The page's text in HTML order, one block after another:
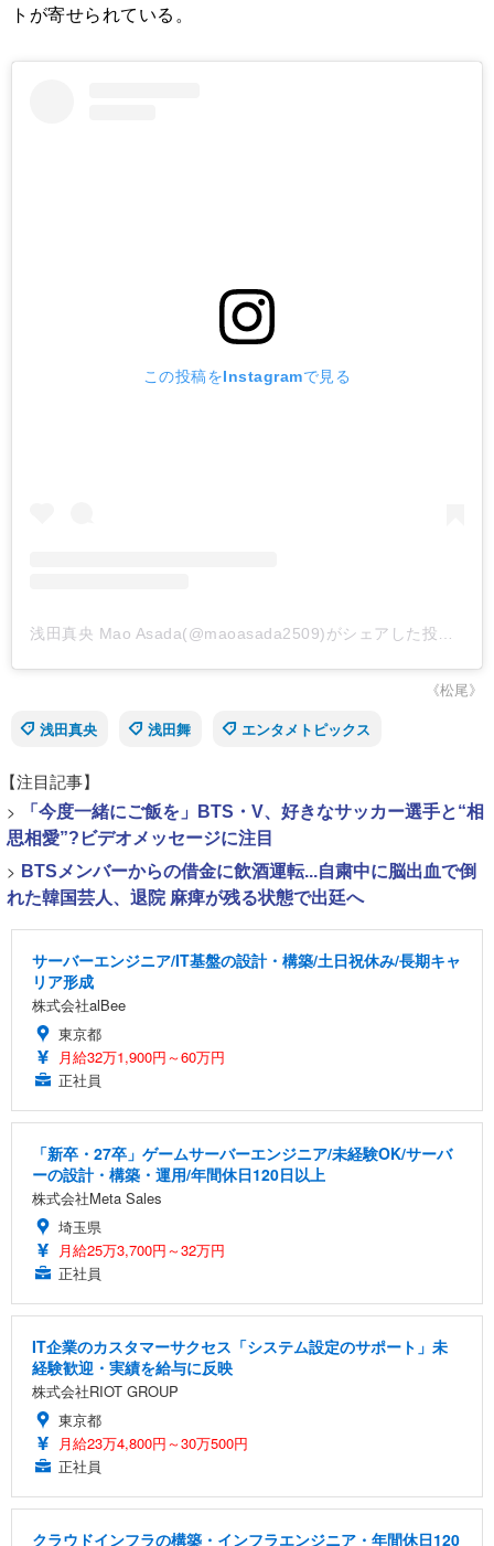
トが寄せられている。
この投稿をInstagramで見る
浅田真央 Mao Asada(@maoasada2509)がシェアした投稿
《松尾》
浅田真央
浅田舞 エンタメトピックス
【注目記事】
>
「今度一緒にご飯を」BTS・V、好きなサッカー選手と“相
思相愛”?ビデオメッセージに注目
> BTSメンバーからの借金に飲酒運転...自粛中に脳出血で倒
れた韓国芸人、退院 麻痺が残る状態で出廷へ
サーバーエンジニア/IT基盤の設計・構築/土日祝休み/長期キャ
リア形成
株式会社alBee
東京都
月給32万1,900円～60万円
正社員
「新卒・27卒」ゲームサーバーエンジニア/未経験OK/サーバ
ーの設計・構築・運用/年間休日120日以上
株式会社Meta Sales
埼玉県
月給25万3,700円～32万円
正社員
IT企業のカスタマーサクセス「システム設定のサポート」未
経験歓迎・実績を給与に反映
株式会社RIOT GROUP
東京都
月給23万4,800円～30万500円
正社員
クラウドインフラの構築・インフラエンジニア・年間休日120